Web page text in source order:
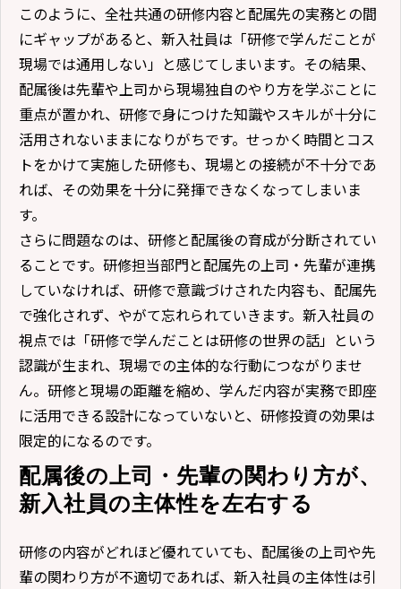
このように、全社共通の研修内容と配属先の実務との間
にギャップがあると、新入社員は「研修で学んだことが
現場では通用しない」と感じてしまいます。その結果、
配属後は先輩や上司から現場独自のやり方を学ぶことに
重点が置かれ、研修で身につけた知識やスキルが十分に
活用されないままになりがちです。せっかく時間とコス
トをかけて実施した研修も、現場との接続が不十分であ
れば、その効果を十分に発揮できなくなってしまいま
す。
さらに問題なのは、研修と配属後の育成が分断されてい
ることです。研修担当部門と配属先の上司・先輩が連携
していなければ、研修で意識づけされた内容も、配属先
で強化されず、やがて忘れられていきます。新入社員の
視点では「研修で学んだことは研修の世界の話」という
認識が生まれ、現場での主体的な行動につながりませ
ん。研修と現場の距離を縮め、学んだ内容が実務で即座
に活用できる設計になっていないと、研修投資の効果は
限定的になるのです。
配属後の上司・先輩の関わり方が、
新入社員の主体性を左右する
研修の内容がどれほど優れていても、配属後の上司や先
輩の関わり方が不適切であれば、新入社員の主体性は引